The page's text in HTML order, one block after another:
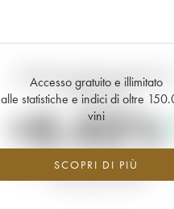
Accesso gratuito e illimitato
alle statistiche e indici di oltre
vini
SCOPRI DI PIÙ
Andamento della quotazione
tempo reale
+0.43%
Valore in aumento per l'annata ----
2026 rispetto al 2025